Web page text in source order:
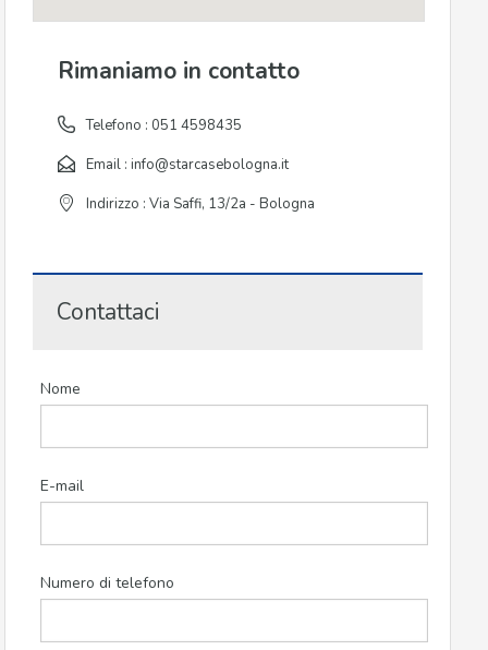
Rimaniamo in contatto
Telefono : 051 4598435
Email : info@starcasebologna.it
Indirizzo : Via Saffi, 13/2a - Bologna
Contattaci
Nome
E-mail
Numero di telefono